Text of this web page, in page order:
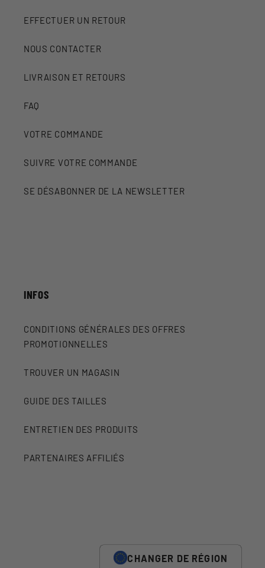
EFFECTUER UN RETOUR
NOUS CONTACTER
LIVRAISON ET RETOURS
FAQ
VOTRE COMMANDE
SUIVRE VOTRE COMMANDE
SE DÉSABONNER DE LA NEWSLETTER
INFOS
CONDITIONS GÉNÉRALES DES OFFRES
PROMOTIONNELLES
TROUVER UN MAGASIN
GUIDE DES TAILLES
ENTRETIEN DES PRODUITS
PARTENAIRES AFFILIÉS
CHANGER DE RÉGION